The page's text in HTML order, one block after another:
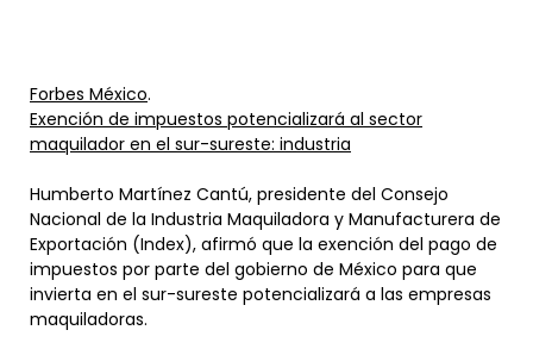
Forbes México.
Exención de impuestos potencializará al sector
maquilador en el sur-sureste: industria
Humberto Martínez Cantú, presidente del Consejo
Nacional de la Industria Maquiladora y Manufacturera de
Exportación (Index), afirmó que la exención del pago de
impuestos por parte del gobierno de México para que
invierta en el sur-sureste potencializará a las empresas
maquiladoras.